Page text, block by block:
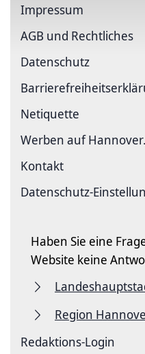
Impressum
AGB und Rechtliches
Datenschutz
Netiquette
Werben auf
Kontakt
Datenschutz-
Haben Sie eine
Website keine
Region
Redaktions-Login